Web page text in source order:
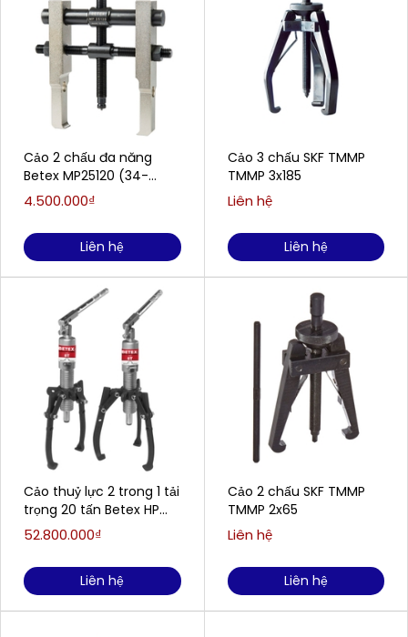
Cảo 2 chấu đa năng
Betex MP25120 (34-
120mm)
4.500.000₫
Liên hệ
Cảo thuỷ lực 2 trong 1 tải
trọng 20 tấn Betex HP
203
52.800.000₫
Liên hệ
Cảo 3 chấu SKF TMMP
TMMP 3x185
Liên hệ
Liên hệ
Cảo 2 chấu SKF TMMP
TMMP 2x65
Liên hệ
Liên hệ